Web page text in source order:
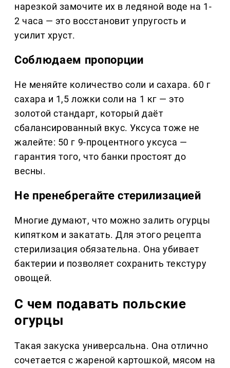
нарезкой замочите их в ледяной воде на 1-
2 часа — это восстановит упругость и
усилит хруст.
Соблюдаем пропорции
Не меняйте количество соли и сахара. 60 г
сахара и 1,5 ложки соли на 1 кг — это
золотой стандарт, который даёт
сбалансированный вкус. Уксуса тоже не
жалейте: 50 г 9-процентного уксуса —
гарантия того, что банки простоят до
весны.
Не пренебрегайте стерилизацией
Многие думают, что можно залить огурцы
кипятком и закатать. Для этого рецепта
стерилизация обязательна. Она убивает
бактерии и позволяет сохранить текстуру
овощей.
С чем подавать польские
огурцы
Такая закуска универсальна. Она отлично
сочетается с жареной картошкой, мясом на